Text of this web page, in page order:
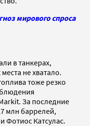
мирового спроса
в танкерах,
не хватало.
тоже резко
За последние
млн баррелей,
Фотиос Катсулас.